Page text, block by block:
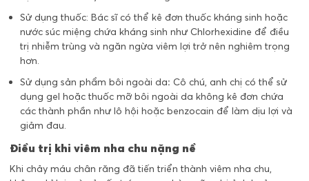
Sử dụng thuốc: Bác sĩ có thể kê đơn thuốc kháng sinh hoặc
nước súc miệng chứa kháng sinh như Chlorhexidine để điều
trị nhiễm trùng và ngăn ngừa viêm lợi trở nên nghiêm trọng
hơn.
Sử dụng sản phẩm bôi ngoài da: Cô chú, anh chị có thể sử
dụng gel hoặc thuốc mỡ bôi ngoài da không kê đơn chứa
các thành phần như lô hội hoặc benzocain để làm dịu lợi và
giảm đau.
Điều trị khi viêm nha chu nặng nề
Khi chảy máu chân răng đã tiến triển thành viêm nha chu,